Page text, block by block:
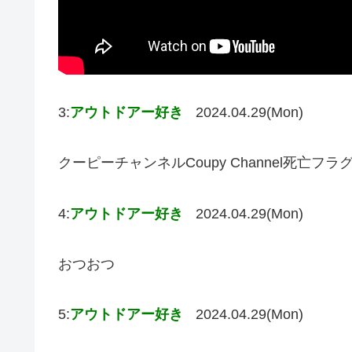
3:アウトドアー好き 2024.04.29(Mon)
クーピーチャンネルCoupy Channel死亡フラ
4:アウトドアー好き 2024.04.29(Mon)
おつおつ
5:アウトドアー好き 2024.04.29(Mon)